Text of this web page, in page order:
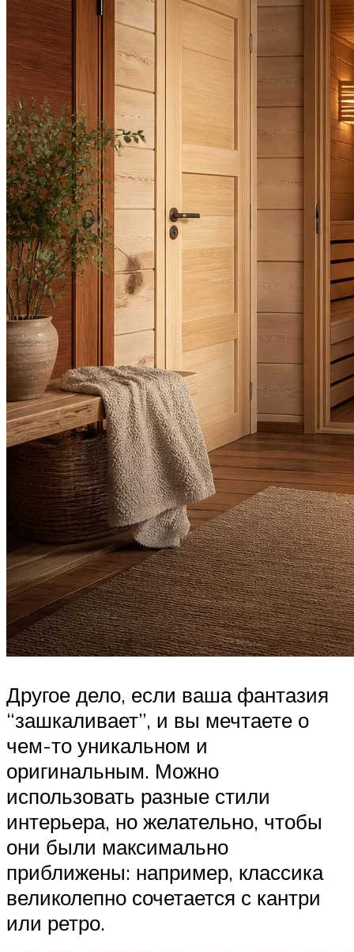
Другое дело, если ваша фантазия
“зашкаливает”, и вы мечтаете о
чем-то уникальном и
оригинальным. Можно
использовать разные стили
интерьера, но желательно, чтобы
они были максимально
приближены: например, классика
великолепно сочетается с кантри
или ретро.